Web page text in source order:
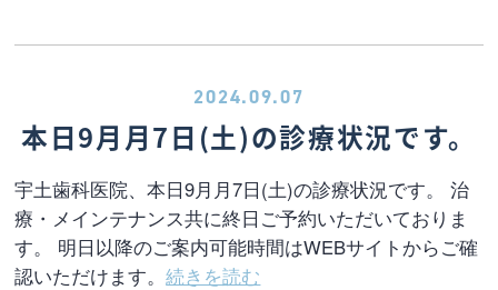
2024.09.07
本日9月月7日(土)の診療状況です。
宇土歯科医院、本日9月月7日(土)の診療状況です。 治
療・メインテナンス共に終日ご予約いただいておりま
す。 明日以降のご案内可能時間はWEBサイトからご確
認いただけます。続きを読む